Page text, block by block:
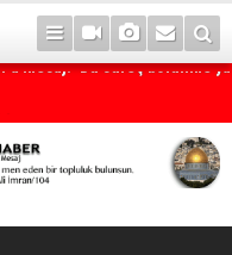
mesaj: ‘Bu süreç bölünme